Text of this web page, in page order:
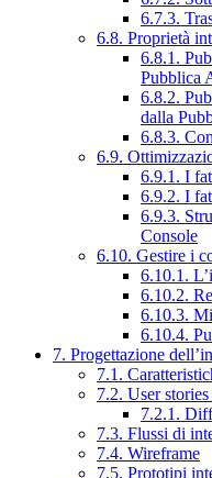
6.7.3.
6.8. Proprietà
6.8.1.
Pubblica
6.8.2.
dalla
6.8.3.
6.9.
6.9.1. I
6.9.2. I
6.9.3.
Console
6.10. Gestire i
6.10.1.
6.10.2.
6.10.3.
6.10.4.
7. Progettazione
7.1.
7.2. User
7.2.1.
7.3. Flussi di
7.4. Wireframe
7.5. Prototipi